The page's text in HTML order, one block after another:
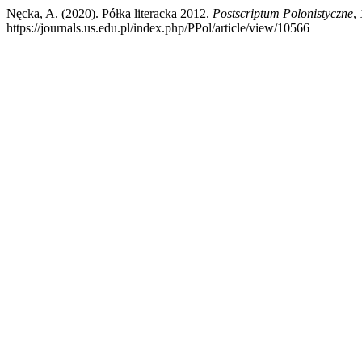
Nęcka, A. (2020). Półka literacka 2012. Postscriptum Polonistyczne,
https://journals.us.edu.pl/index.php/PPol/article/view/10566